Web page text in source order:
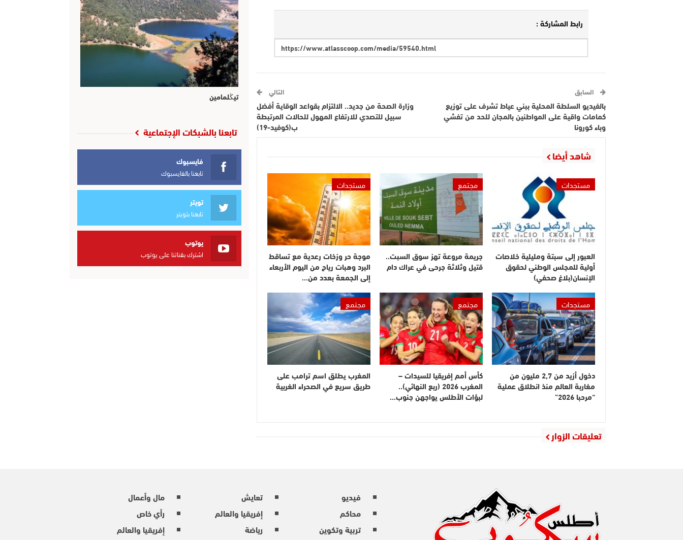
رابط المشاركة :
السابق
بالفيديو السلطة المحلية ببني عياط تشرف على توزيع
كمامات واقية على المواطنين بالمجان للحد من تفشي
وباء كورونا
التالي
وزارة الصحة من جديد.. الالتزام بقواعد الوقاية أفضل
سبيل للتصدي للارتفاع المهول للحالات المرتبطة
ب(كوفيد-19)
شاهد أيضا
مستجدات
العبور إلى سبتة ومليلية خلاصات
أولية للمجلس الوطني لحقوق
الإنسان(بلاغ صحفي)
مجتمع
جريمة مروعة تهز سوق السبت..
قتيل وثلاثة جرحى في عراك دام
مستجدات
موجة حر وزخات رعدية مع تساقط
البرد وهبات رياح من اليوم الأربعاء
إلى الجمعة بعدد من…
مستجدات
دخول أزيد من 2,7 مليون من
مغاربة العالم منذ انطلاق عملية
“مرحبا 2026”
مجتمع
كأس أمم إفريقيا للسيدات –
المغرب 2026 (ربع النهائي)..
لبؤات الأطلس يواجهن جنوب…
مجتمع
المغرب يطلق اسم ترامب على
طريق سريع في الصحراء الغربية
تعليقات الزوار
تيڭلمامين
تابعنا بالشبكات الإجتماعية
فايسبوك
تابعنا بالفايسبوك
تويتر
تابعنا بتويتر
يوتوب
اشترك بقناتنا على يوتوب
فيديو
محاكم
تربية وتكوين
تعايش
إفريقيا والعالم
رياضة
مال وأعمال
رأي خاص
إفريقيا والعالم